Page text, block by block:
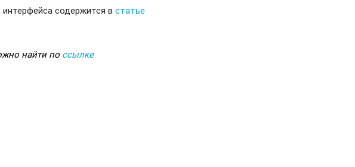
интерфейса содержится встатье
найти по ссылке